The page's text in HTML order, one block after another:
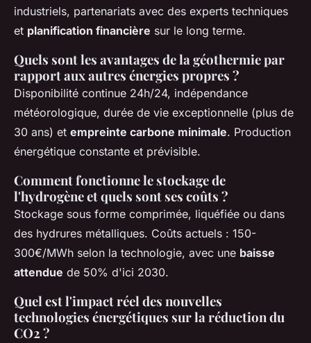
industriels, partenariats avec des experts techniques
et planification financière sur le long terme.
Quels sont les avantages de la géothermie par
rapport aux autres énergies propres ?
Disponibilité continue 24h/24, indépendance
météorologique, durée de vie exceptionnelle (plus de
30 ans) et empreinte carbone minimale. Production
énergétique constante et prévisible.
Comment fonctionne le stockage de
l'hydrogène et quels sont ses coûts ?
Stockage sous forme comprimée, liquéfiée ou dans
des hydrures métalliques. Coûts actuels : 150-
300€/MWh selon la technologie, avec une baisse
attendue de 50% d'ici 2030.
Quel est l'impact réel des nouvelles
technologies énergétiques sur la réduction du
CO2 ?